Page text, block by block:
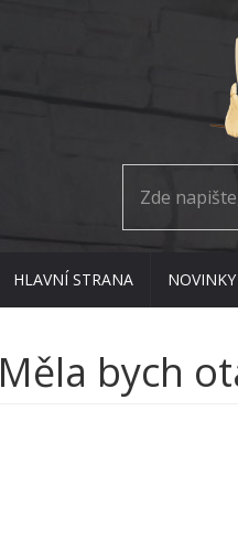
HLAVNÍ STRANA NOVINKY
Měla bych